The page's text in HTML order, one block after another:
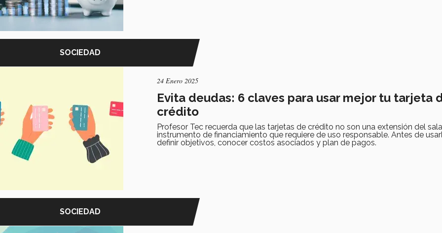
SOCIEDAD
24 Enero 2025
Evita deudas: 6 claves para usar mejor tu tarjeta
crédito
Profesor Tec recuerda que las tarjetas de crédito no son una extensión del
instrumento de financiamiento que requiere de uso responsable. Antes de
definir objetivos, conocer costos asociados y plan de pagos.
SOCIEDAD